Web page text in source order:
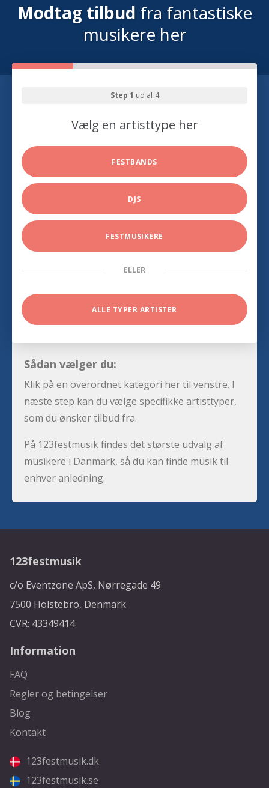
Modtag tilbud fra fantastiske
musikere her
Step 1 ud af 4
Vælg en artisttype her
FESTBANDS
DJS
FESTMUSIKERE
ELLER
ALLE TYPER ARTISTER
Sådan vælger du:
Klik på en overordnet kategori her til venstre. I
næste step kan du vælge specifikke artisttyper,
som du ønsker tilbud fra.
På 123festmusik findes det største udvalg af
musikere i Danmark, så du kan finde musik til
enhver anledning.
123festmusik
c/o Eventzone ApS, Nørregade 49
7500 Holstebro, Denmark
CVR: 43349414
Information
FAQ
Regler og betingelser
Blog
Kontakt
123festmusik.dk
123festmusik.se